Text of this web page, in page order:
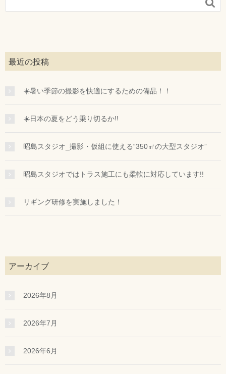

最近の投稿
☀️暑い季節の撮影を快適にするための備品！！
☀️日本の夏をどう乗り切るか!!
昭島スタジオ_撮影・仮組に使える“350㎡の大型スタジオ”
昭島スタジオではトラス施工にも柔軟に対応しています!!
リギング研修を実施しました！
アーカイブ
2026年8月
2026年7月
2026年6月